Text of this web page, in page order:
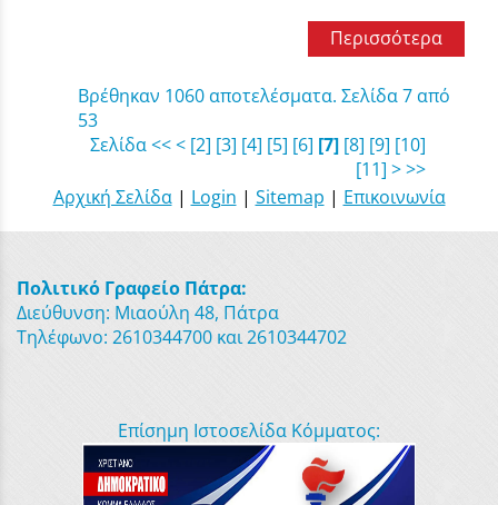
Περισσότερα
Βρέθηκαν 1060 αποτελέσματα. Σελίδα 7 από
53
Σελίδα<<< [2] [3] [4] [5] [6] [7] [8] [9] [10]
[11] >>>
Αρχική Σελίδα| Login | Sitemap | Επικοινωνία
Πολιτικό Γραφείο Πάτρα:
Διεύθυνση: Μιαούλη 48, Πάτρα
Τηλέφωνο: 2610344700 και 2610344702
Επίσημη Ιστοσελίδα Κόμματος: